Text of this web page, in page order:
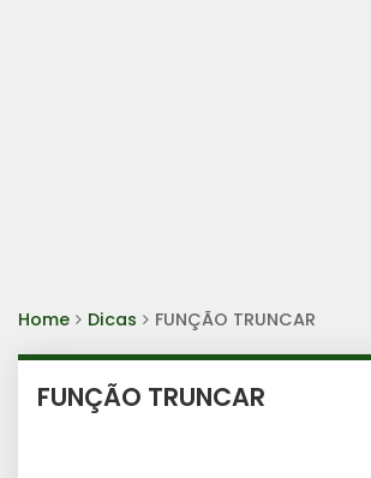
Home Dicas FUNÇÃO TRUNCAR
FUNÇÃO TRUNCAR